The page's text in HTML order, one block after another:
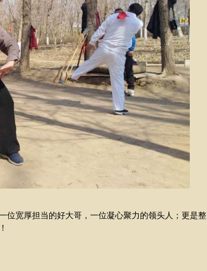
宽厚担当的好大哥，一位凝心聚力的领头人；更是整